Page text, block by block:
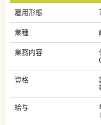
雇用形態
業種
業務内容
資格
給与